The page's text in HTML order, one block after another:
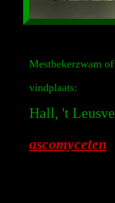
Mestbekerzwam
vindplaats:
Hall, 't
ascomyceten